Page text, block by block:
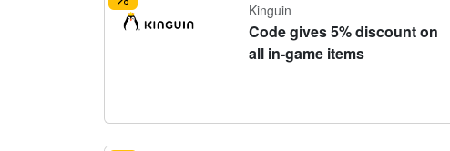
Kinguin
Code gives 5% discount on
all in-game items